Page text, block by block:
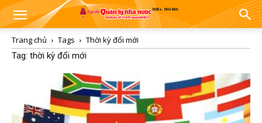
Trang chủ Tags
Thời kỳ đổi mới
Tag: thời kỳ đổi mới